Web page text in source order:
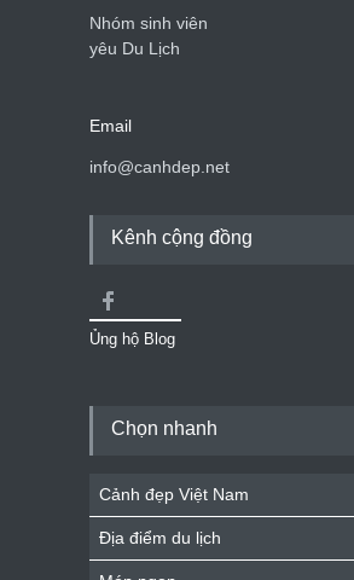
Nhóm sinh viên
yêu Du Lịch
Email
info@canhdep.net
Kênh cộng đồng
Ủng hộ Blog
Chọn nhanh
Cảnh đẹp Việt Nam
Địa điểm du lịch